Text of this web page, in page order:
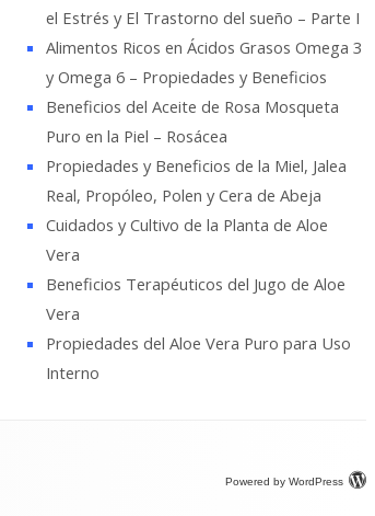
el Estrés y El Trastorno del sueño – Parte I
Alimentos Ricos en Ácidos Grasos Omega 3
y Omega 6 – Propiedades y Beneficios
Beneficios del Aceite de Rosa Mosqueta
Puro en la Piel – Rosácea
Propiedades y Beneficios de la Miel, Jalea
Real, Propóleo, Polen y Cera de Abeja
Cuidados y Cultivo de la Planta de Aloe
Vera
Beneficios Terapéuticos del Jugo de Aloe
Vera
Propiedades del Aloe Vera Puro para Uso
Interno
Powered by WordPress